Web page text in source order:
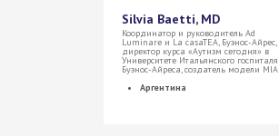
Silvia Baetti, MD
Координатор и руководитель Ad
Luminare и La casaTEA, Буэнос-Айрес,
директор курса «Аутизм сегодня» в
Университете Итальянского госпиталя
Буэнос-Айреса, создатель модели MIA
Аргентина